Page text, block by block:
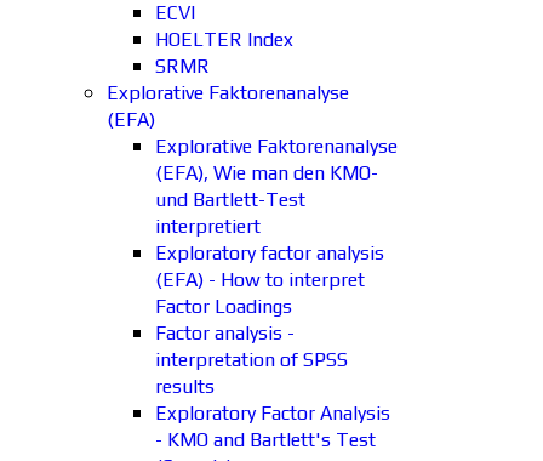
ECVI
HOELTER Index
SRMR
Explorative Faktorenanalyse
(EFA)
Explorative Faktorenanalyse
(EFA), Wie man den KMO-
und Bartlett-Test
interpretiert
Exploratory factor analysis
(EFA) - How to interpret
Factor Loadings
Factor analysis -
interpretation of SPSS
results
Exploratory Factor Analysis
- KMO and Bartlett's Test